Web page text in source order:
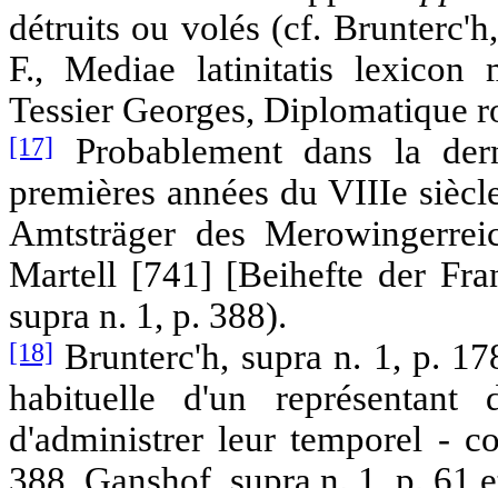
détruits ou volés (cf.
F., Mediae latinitatis lexicon
Tessier Georges, Diplomatique
[17]
Probablement dans la
premières années du VIIIe
Amtsträger des
Martell [741] [Beihefte der
supra n. 1, p. 388).
[18] Brunterc'h, supra n. 1, p.
habituelle d'un
d'administrer leur temporel -
388, Ganshof, supra n. 1, p. 61